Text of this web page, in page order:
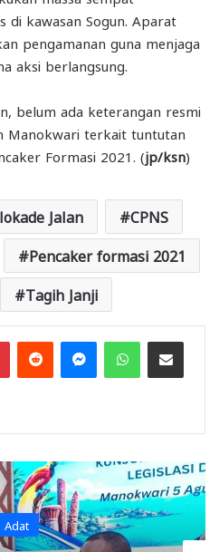
di kawasan Sogun. Aparat
pengamanan guna menjaga
aksi berlangsung.
belum ada keterangan resmi
Manokwari terkait tuntutan
Formasi 2021. (jp/ksn)
Jalan CPNS
Pencaker formasi 2021
Tagih Janji
PinterestReddit MessengerWhatsAppShare via Email